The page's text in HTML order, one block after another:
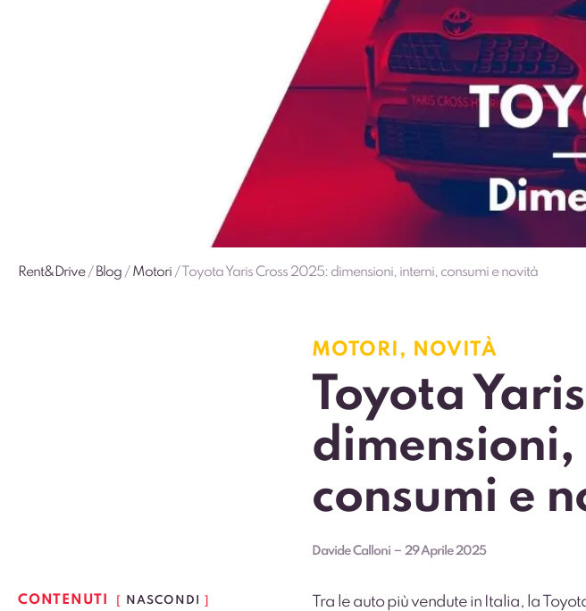
Rent&Drive/ Blog / Motori / Toyota Yaris Cross 2025: dimensioni, interni, consumi e novità
MOTORI , NOVITÀ
Toyota
consumi e
Davide Calloni– 29 Aprile 2025
CONTENUTI NASCONDI Tra le auto più vendute in Italia, la